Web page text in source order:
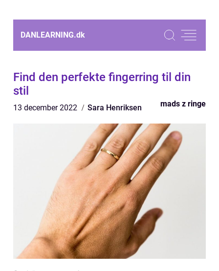
DANLEARNING.dk
Find den perfekte fingerring til din
stil
13 december 2022 Sara Henriksen mads z ringe